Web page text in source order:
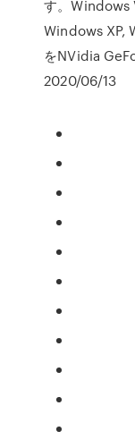
す。Windows
Windows XP,
をNVidia
2020/06/13